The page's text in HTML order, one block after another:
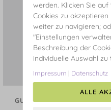
GUTSCHEIN PER E-MAIL
werden. Klicken Sie
Cookies zu
weiter zu navigieren;
"Einstellungen
Beschreibung der
individuelle Auswahl zu
Impressum | Datenschutz
ALLE